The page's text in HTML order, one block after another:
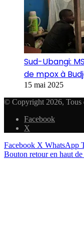
Sud-Ubangi:
de mpox à
15 mai 2025
© Copyright 2026, Tous
Facebook
X
Facebook X WhatsApp
Bouton retour en haut de